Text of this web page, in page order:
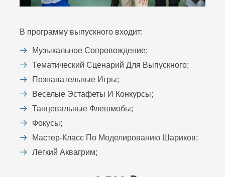
В программу выпускного входит:
Музыкальное Сопровождение;
Тематический Сценарий Для Выпускного;
Познавательные Игры;
Веселые Эстафеты И Конкурсы;
Танцевальные Флешмобы;
Фокусы;
Мастер-Класс По Моделированию Шариков;
Легкий Аквагрим;